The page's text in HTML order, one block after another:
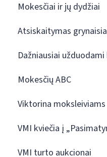
Mokesčiai ir jų dydžiai
Atsiskaitymas
Dažniausiai
Mokesčių ABC
Viktorina moksleiviams
VMI kviečia į
VMI turto aukcionai